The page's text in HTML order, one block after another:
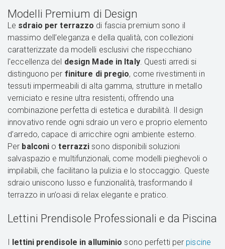
Modelli Premium di Design
Le sdraio per terrazzo di fascia premium sono il
massimo dell’eleganza e della qualità, con collezioni
caratterizzate da modelli esclusivi che rispecchiano
l'eccellenza del design Made in Italy. Questi arredi si
distinguono per finiture di pregio, come rivestimenti in
tessuti impermeabili di alta gamma, strutture in metallo
verniciato e resine ultra resistenti, offrendo una
combinazione perfetta di estetica e durabilità. Il design
innovativo rende ogni sdraio un vero e proprio elemento
d’arredo, capace di arricchire ogni ambiente esterno.
Per balconi oterrazzisono disponibili soluzioni
salvaspazio e multifunzionali, come modelli pieghevoli o
impilabili, che facilitano la pulizia e lo stoccaggio. Queste
sdraio uniscono lusso e funzionalità, trasformando il
terrazzo in un’oasi di relax elegante e pratico.
Lettini Prendisole Professionali e da Piscina
lettini prendisole in alluminio sono perfetti per piscine